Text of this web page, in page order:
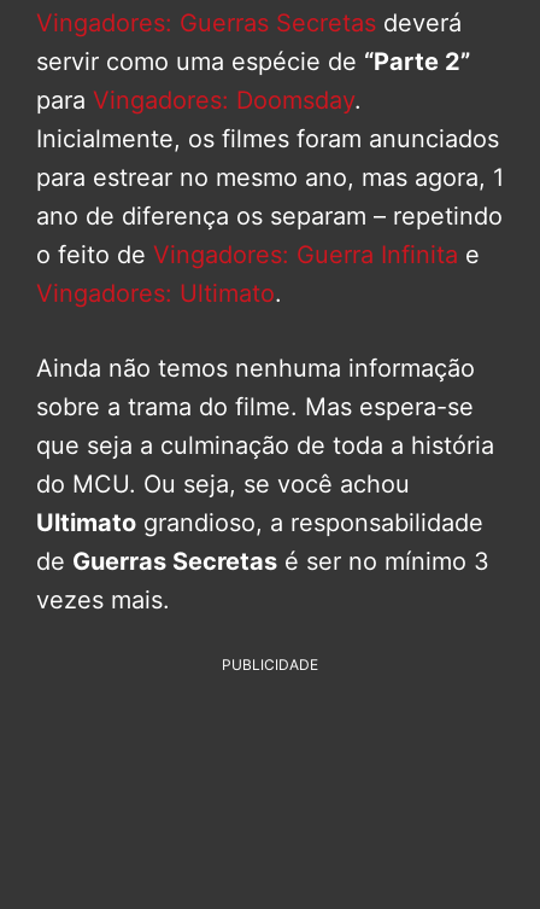
Vingadores: Guerras Secretas deverá
servir como uma espécie de “Parte 2”
para Vingadores: Doomsday.
Inicialmente, os filmes foram anunciados
para estrear no mesmo ano, mas agora, 1
ano de diferença os separam – repetindo
o feito de Vingadores: Guerra Infinita e
Vingadores: Ultimato.
Ainda não temos nenhuma informação
sobre a trama do filme. Mas espera-se
que seja a culminação de toda a história
do MCU. Ou seja, se você achou
Ultimato grandioso, a responsabilidade
de Guerras Secretas é ser no mínimo 3
vezes mais.
PUBLICIDADE